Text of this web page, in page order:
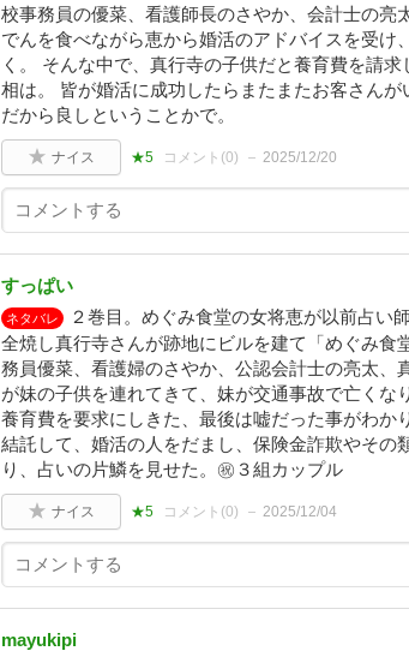
校事務員の優菜、看護師長のさやか、会計士の亮
でんを食べながら恵から婚活のアドバイスを受け
く。 そんな中で、真行寺の子供だと養育費を請
相は。 皆が婚活に成功したらまたまたお客さん
だから良しということかで。
ナイス ★5 コメント(0) 2025/12/20
すっぱい
ネタバレ
２巻目。めぐみ食堂の女将恵が以前占い
全焼し真行寺さんが跡地にビルを建て「めぐみ食
務員優菜、看護婦のさやか、公認会計士の亮太、
が妹の子供を連れてきて、妹が交通事故で亡くな
養育費を要求にしきた、最後は嘘だった事がわか
結託して、婚活の人をだまし、保険金詐欺やその
り、占いの片鱗を見せた。㊗３組カップル
ナイス ★5 コメント(0) 2025/12/04
mayukipi